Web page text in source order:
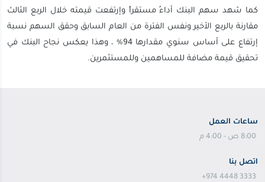
كما شهد سهم البنك أداءً مستقراً وإرتفعت قيمته خلال الربع الثالث
مقارنة بالربع الأخير ونفس الفترة من العام السابق وحقق السهم نسبة
إرتفاع على أساس سنوي مقدارها 94% ، وهذا يعكس نجاح البنك في
تحقيق قيمة مضافة للمساهمين وللمستثمرين.
ساعات العمل
8:00 ص - 4:00 م
اتصل بنا
+974 4448 3333